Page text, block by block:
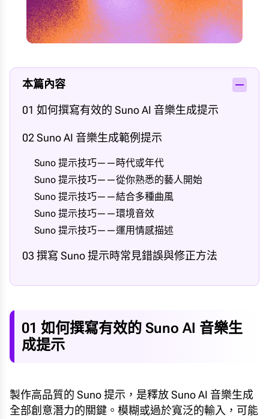
本篇內容
01 如何撰寫有效的 Suno AI 音樂生成提示
02 Suno AI 音樂生成範例提示
Suno 提示技巧——時代或年代
Suno 提示技巧——從你熟悉的藝人開始
Suno 提示技巧——結合多種曲風
Suno 提示技巧——環境音效
Suno 提示技巧——運用情感描述
03 撰寫 Suno 提示時常見錯誤與修正方法
01 如何撰寫有效的 Suno AI 音樂生
成提示
製作高品質的 Suno 提示，是釋放 Suno AI 音樂生成
全部創意潛力的關鍵。模糊或過於寬泛的輸入，可能